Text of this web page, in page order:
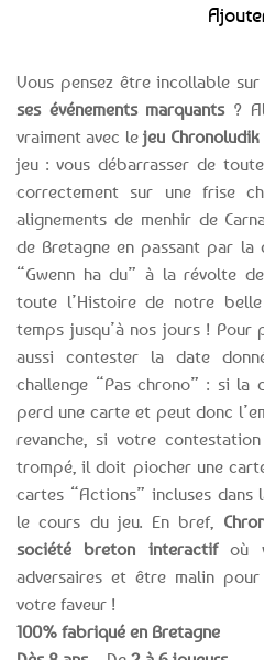
Vous pensez être incollable sur
ses événements marquants?
vraiment avec lejeu
jeu : vous débarrasser de
correctement sur une frise
alignements de menhir de
de Bretagne en passant par
“Gwenn ha du” à la révolte
toute l’Histoire de notre
temps jusqu’à nos jours ! Pour
aussi contester la date
challenge “Pas chrono” : si la
perd une carte et peut donc
revanche, si votre
trompé, il doit piocher une
cartes “Actions” incluses
le cours du jeu. En bref,
société breton interactifoù
adversaires et être malin
votre faveur !
100% fabriqué en Bretagne